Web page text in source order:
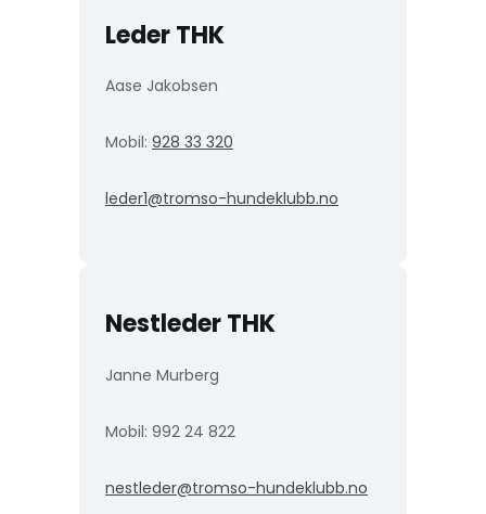
Leder THK
Aase Jakobsen
Mobil: 928 33 320
leder1@tromso-hundeklubb.no
Nestleder THK
Janne Murberg
Mobil: 992 24 822
nestleder@tromso-hundeklubb.no